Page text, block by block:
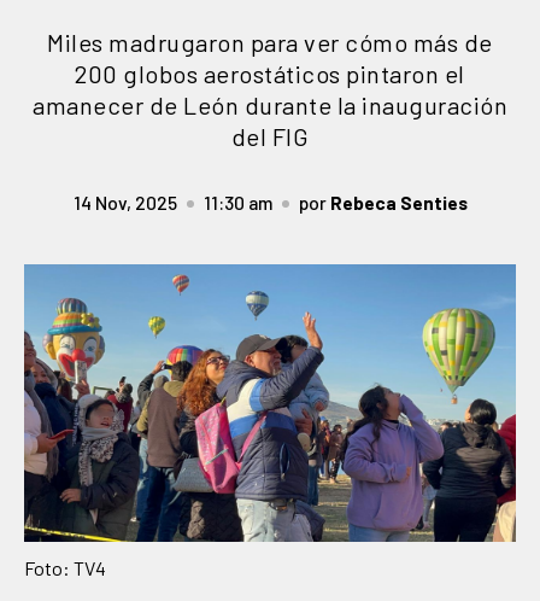
Miles madrugaron para ver cómo más de
200 globos aerostáticos pintaron el
amanecer de León durante la inauguración
del FIG
14 Nov, 2025 11:30 am por Rebeca Senties
Foto: TV4